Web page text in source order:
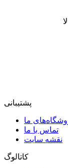
پشتیبانی
ما
تماس با ما
نقشه سایت
کاتالوگ